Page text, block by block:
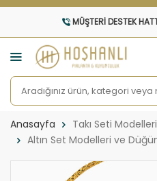
MÜŞTERI DESTEK
Anasayfa
Takı Seti
Altın Set Modelleri ve